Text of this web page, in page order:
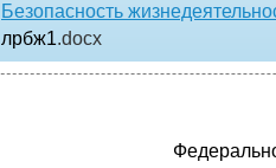
Безопасность
лрбж1.docx